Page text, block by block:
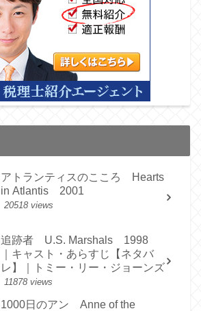
アトランティスのこころ Hearts
in Atlantis 2001
20518 views
追跡者 U.S. Marshals 1998
｜キャスト・あらすじ【ネタバ
レ】｜トミー・リー・ジョーンズ
11878 views
1000日のアン Anne of the